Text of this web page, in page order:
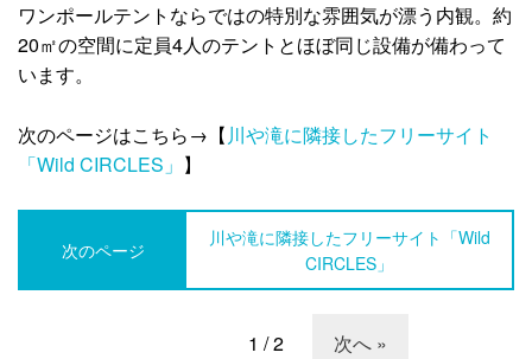
ワンポールテントならではの特別な雰囲気が漂う内観。約
20㎡の空間に定員4人のテントとほぼ同じ設備が備わって
います。
次のページはこちら→【川や滝に隣接したフリーサイト
「Wild CIRCLES」 】
次のページ
川や滝に隣接したフリーサイト「Wild
CIRCLES」
次へ »
1 / 2